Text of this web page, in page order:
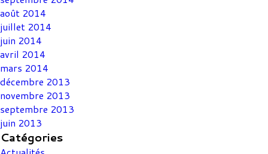
août 2014
juillet 2014
juin 2014
avril 2014
mars 2014
décembre 2013
novembre 2013
septembre 2013
juin 2013
Catégories